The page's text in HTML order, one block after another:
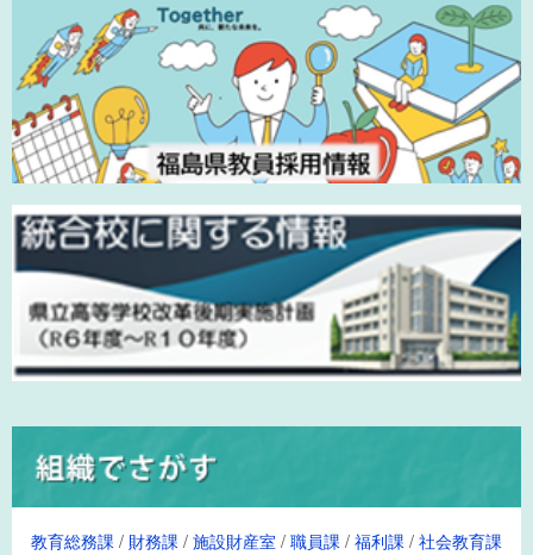
教育総務課/ 財務課/施設財産室 /職員課/福利課/社会教育課